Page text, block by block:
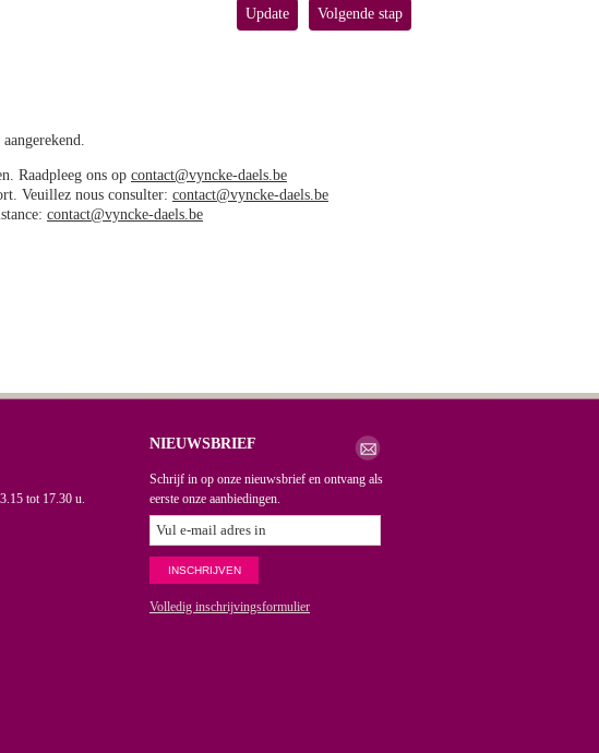
Volgende stap
Update
Raadpleeg ons op contact@vyncke-daels.be
Veuillez nous consulter: contact@vyncke-daels.be
contact@vyncke-daels.be
tot 17.30 u.
NIEUWSBRIEF
Schrijf in op onze nieuwsbrief en ontvang als
eerste onze aanbiedingen.
Volledig inschrijvingsformulier